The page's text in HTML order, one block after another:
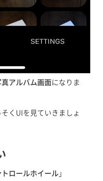
真アルバム画面になりま
くUIを見ていきましょ
トロールホイール 」